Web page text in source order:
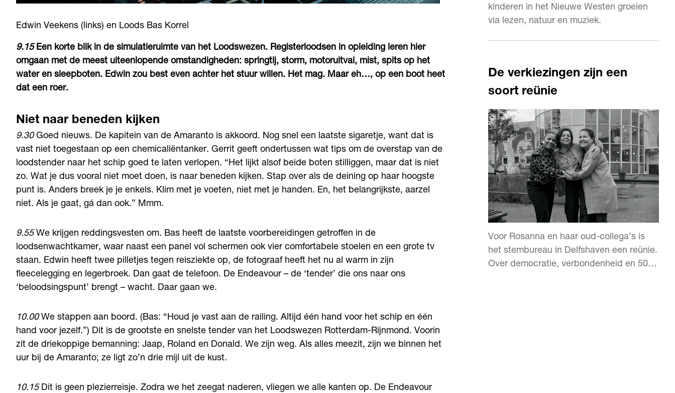
Edwin Veekens (links) en Loods Bas Korrel
9.15Een korte blik in de simulatieruimte van het Loodswezen. Registerloodsen in opleiding leren hier
omgaan met de meest uiteenlopende omstandigheden: springtij, storm, motoruitval, mist, spits op het
water en sleepboten. Edwin zou best even achter het stuur willen. Het mag. Maar eh…, op een boot heet
dat een roer.
Niet naar beneden kijken
9.30Goed nieuws. De kapitein van de Amaranto is akkoord. Nog snel een laatste sigaretje, want dat is
vast niet toegestaan op een chemicaliëntanker. Gerrit geeft ondertussen wat tips om de overstap van de
loodstender naar het schip goed te laten verlopen. “Het lijkt alsof beide boten stilliggen, maar dat is niet
zo. Wat je dus vooral niet moet doen, is naar beneden kijken. Stap over als de deining op haar hoogste
punt is. Anders breek je je enkels. Klim met je voeten, niet met je handen. En, het belangrijkste, aarzel
niet. Als je gaat, gá dan ook.” Mmm.
9.55We krijgen reddingsvesten om. Bas heeft de laatste voorbereidingen getroffen in de
loodsenwachtkamer, waar naast een panel vol schermen ook vier comfortabele stoelen en een grote tv
staan. Edwin heeft twee pilletjes tegen reisziekte op, de fotograaf heeft het nu al warm in zijn
fleecelegging en legerbroek. Dan gaat de telefoon. De Endeavour – de ‘tender’ die ons naar ons
‘beloodsingspunt’ brengt – wacht. Daar gaan we.
10.00We stappen aan boord. (Bas: “Houd je vast aan de railing. Altijd één hand voor het schip en één
hand voor jezelf.”) Dit is de grootste en snelste tender van het Loodswezen Rotterdam-Rijnmond. Voorin
zit de driekoppige bemanning: Jaap, Roland en Donald. We zijn weg. Als alles meezit, zijn we binnen het
uur bij de Amaranto; ze ligt zo’n drie mijl uit de kust.
10.15Dit is geen plezierreisje. Zodra we het zeegat naderen, vliegen we alle kanten op. De Endeavour
kinderen in het Nieuwe Westen groeien
via lezen, natuur en muziek.
De verkiezingen zijn een
soort reünie
Voor Rosanna en haar oud-collega’s is
het stembureau in Delfshaven een reünie.
Over democratie, verbondenheid en 500